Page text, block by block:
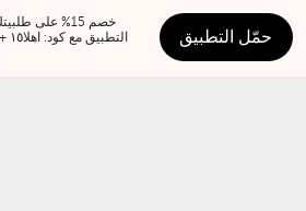
حمّل التطبيق